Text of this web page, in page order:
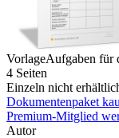
VorlageAufgaben für
4 Seiten
Einzeln nicht
Dokumentenpaket
Premium-Mitglied
Autor